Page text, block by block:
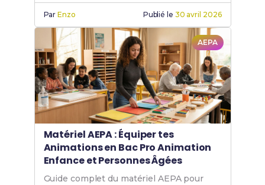
pour réussir.
ParEnzo Publié le 30 avril 2026
AEPA
Matériel AEPA : Équiper tes
Animations en Bac Pro Animation
Enfance et Personnes Âgées
Guide complet du matériel AEPA pour